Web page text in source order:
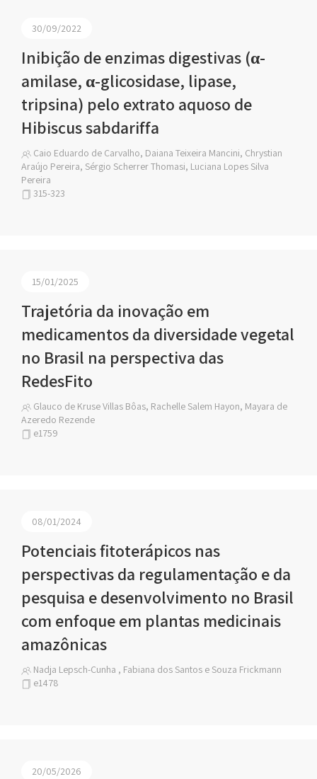
30/09/2022
Inibição de enzimas digestivas (α-
amilase, α-glicosidase, lipase,
tripsina) pelo extrato aquoso de
Hibiscus sabdariffa
Caio Eduardo de Carvalho, Daiana Teixeira Mancini, Chrystian
Araújo Pereira, Sérgio Scherrer Thomasi, Luciana Lopes Silva
Pereira
315-323
15/01/2025
Trajetória da inovação em
medicamentos da diversidade vegetal
no Brasil na perspectiva das
RedesFito
Glauco de Kruse Villas Bôas, Rachelle Salem Hayon, Mayara de
Azeredo Rezende
e1759
08/01/2024
Potenciais fitoterápicos nas
perspectivas da regulamentação e da
pesquisa e desenvolvimento no Brasil
com enfoque em plantas medicinais
amazônicas
Nadja Lepsch-Cunha , Fabiana dos Santos e Souza Frickmann
e1478
20/05/2026